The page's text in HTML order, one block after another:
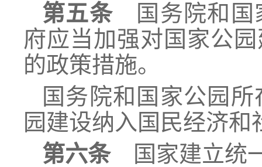
第五条 国务院和国
府应当加强对国家公
的政策措施。
国务院和国家公园
园建设纳入国民经济和
第六条国家建立统